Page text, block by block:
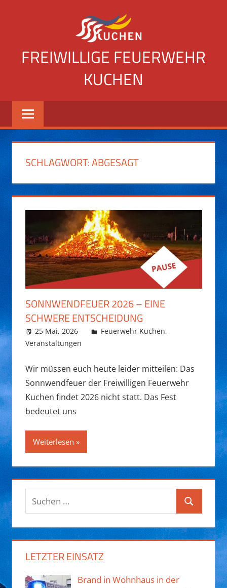
FREIWILLIGE FEUERWEHR
KUCHEN
Website
der
Freiwilligen
Feuerwehr
SCHLAGWORT:ABGESAGT
SONNWENDFEUER 2026 – EINE
SCHWERE ENTSCHEIDUNG
25 Mai, 2026 Daniel Fuchs
Feuerwehr Kuchen,
Veranstaltungen
Wir müssen euch heute leider mitteilen: Das
Sonnwendfeuer der Freiwilligen Feuerwehr
Kuchen findet 2026 nicht statt. Das Fest
bedeutet uns
Weiterlesen
Suchen
nach:
Suchen
LETZTER EINSATZ
Brand in Wohnhaus in der